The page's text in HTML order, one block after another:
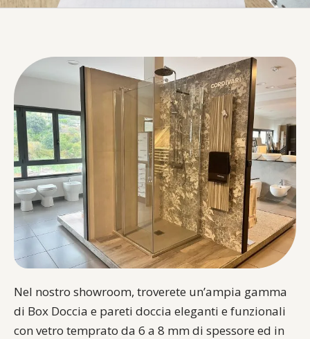
Nel nostro showroom, troverete un’ampia gamma
di Box Doccia e pareti doccia eleganti e funzionali
con vetro temprato da 6 a 8 mm di spessore ed in